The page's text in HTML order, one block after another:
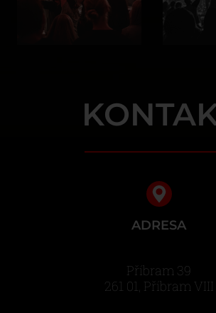
ADRESA
Příbram 39
261 01, Příbram VIII